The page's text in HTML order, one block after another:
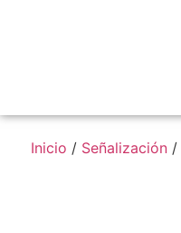
Inicio / Señalización /